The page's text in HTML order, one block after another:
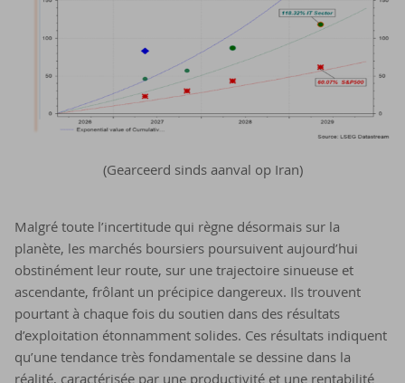
(Gearceerd sinds aanval op Iran)
Malgré toute l’incertitude qui règne désormais sur la
planète, les marchés boursiers poursuivent aujourd’hui
obstinément leur route, sur une trajectoire sinueuse et
ascendante, frôlant un précipice dangereux. Ils trouvent
pourtant à chaque fois du soutien dans des résultats
d’exploitation étonnamment solides. Ces résultats indiquent
qu’une tendance très fondamentale se dessine dans la
réalité, caractérisée par une productivité et une rentabilité